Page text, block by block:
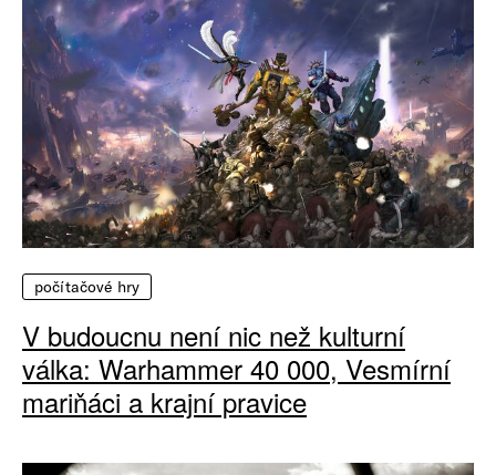
počítačové hry
V budoucnu není nic než kulturní
válka: Warhammer 40 000, Vesmírní
mariňáci a krajní pravice